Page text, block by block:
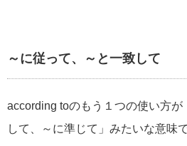
～に従って、～と一致して
according toのもう１つの使い方
して、～に準じて」みたいな意味で